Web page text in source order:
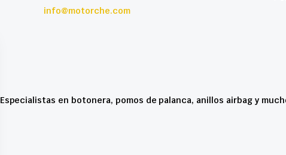
info@motorche.com
Especialistas en botonera, pomos de palanca, anillos airbag y